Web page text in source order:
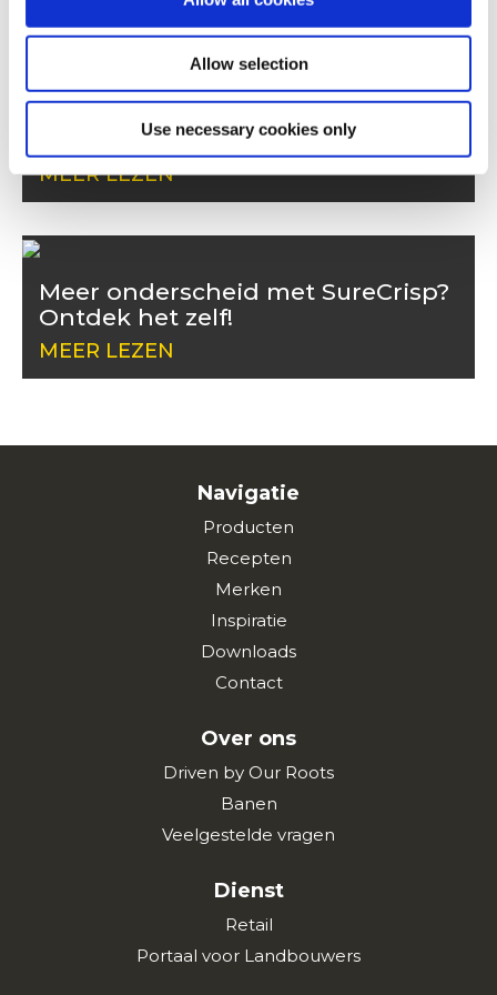
Allow selection
Use necessary cookies only
marktinzichten
MEER LEZEN
Meer onderscheid met SureCrisp?
Ontdek het zelf!
MEER LEZEN
Navigatie
Producten
Recepten
Merken
Inspiratie
Downloads
Contact
Over ons
Driven by Our Roots
Banen
Veelgestelde vragen
Dienst
Retail
Portaal voor Landbouwers